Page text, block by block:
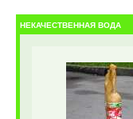
НЕКАЧЕСТВЕННАЯ ВОДА